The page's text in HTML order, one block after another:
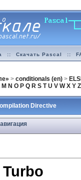
:: Скачать Pascal ::
> conditionals (en)>
M N O P Q R S T U V W X Y Z
Directive
Turbo